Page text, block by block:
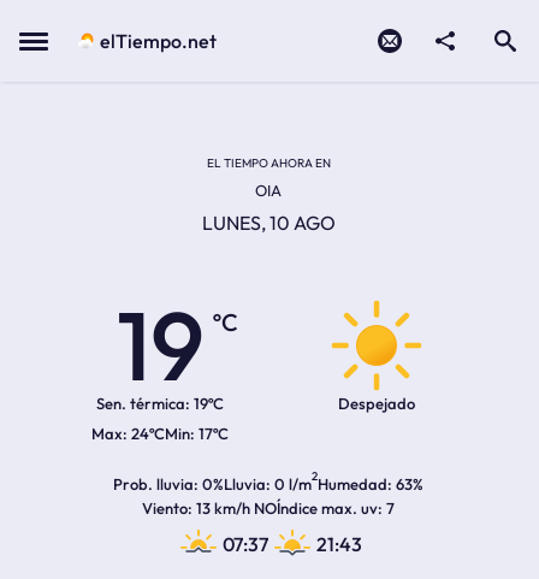
Menu elTiempo.net
EL TIEMPO AHORA EN
OIA
LUNES, 10 AGO
19
ºC
Sen. térmica: 19ºC
24ºC 17ºC
Despejado
Prob. lluvia 0%Lluvia 0 l/m2Humedad 63%
Viento 13 km/h NOÍndice max. uv 7
07:37 21:43